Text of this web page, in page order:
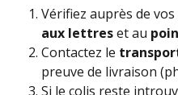
Vérifiez auprès de vos
aux lettres et au
Contactez le
preuve de livraison
Si le colis reste